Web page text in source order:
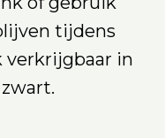
tijdens
verkrijgbaar in